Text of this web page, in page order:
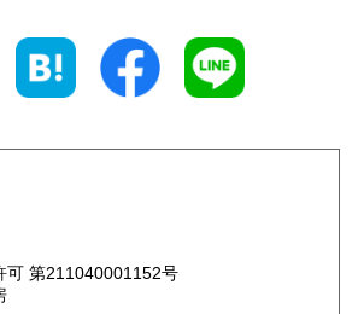
600円 三重県
600円 島根県
可 第211040001152号